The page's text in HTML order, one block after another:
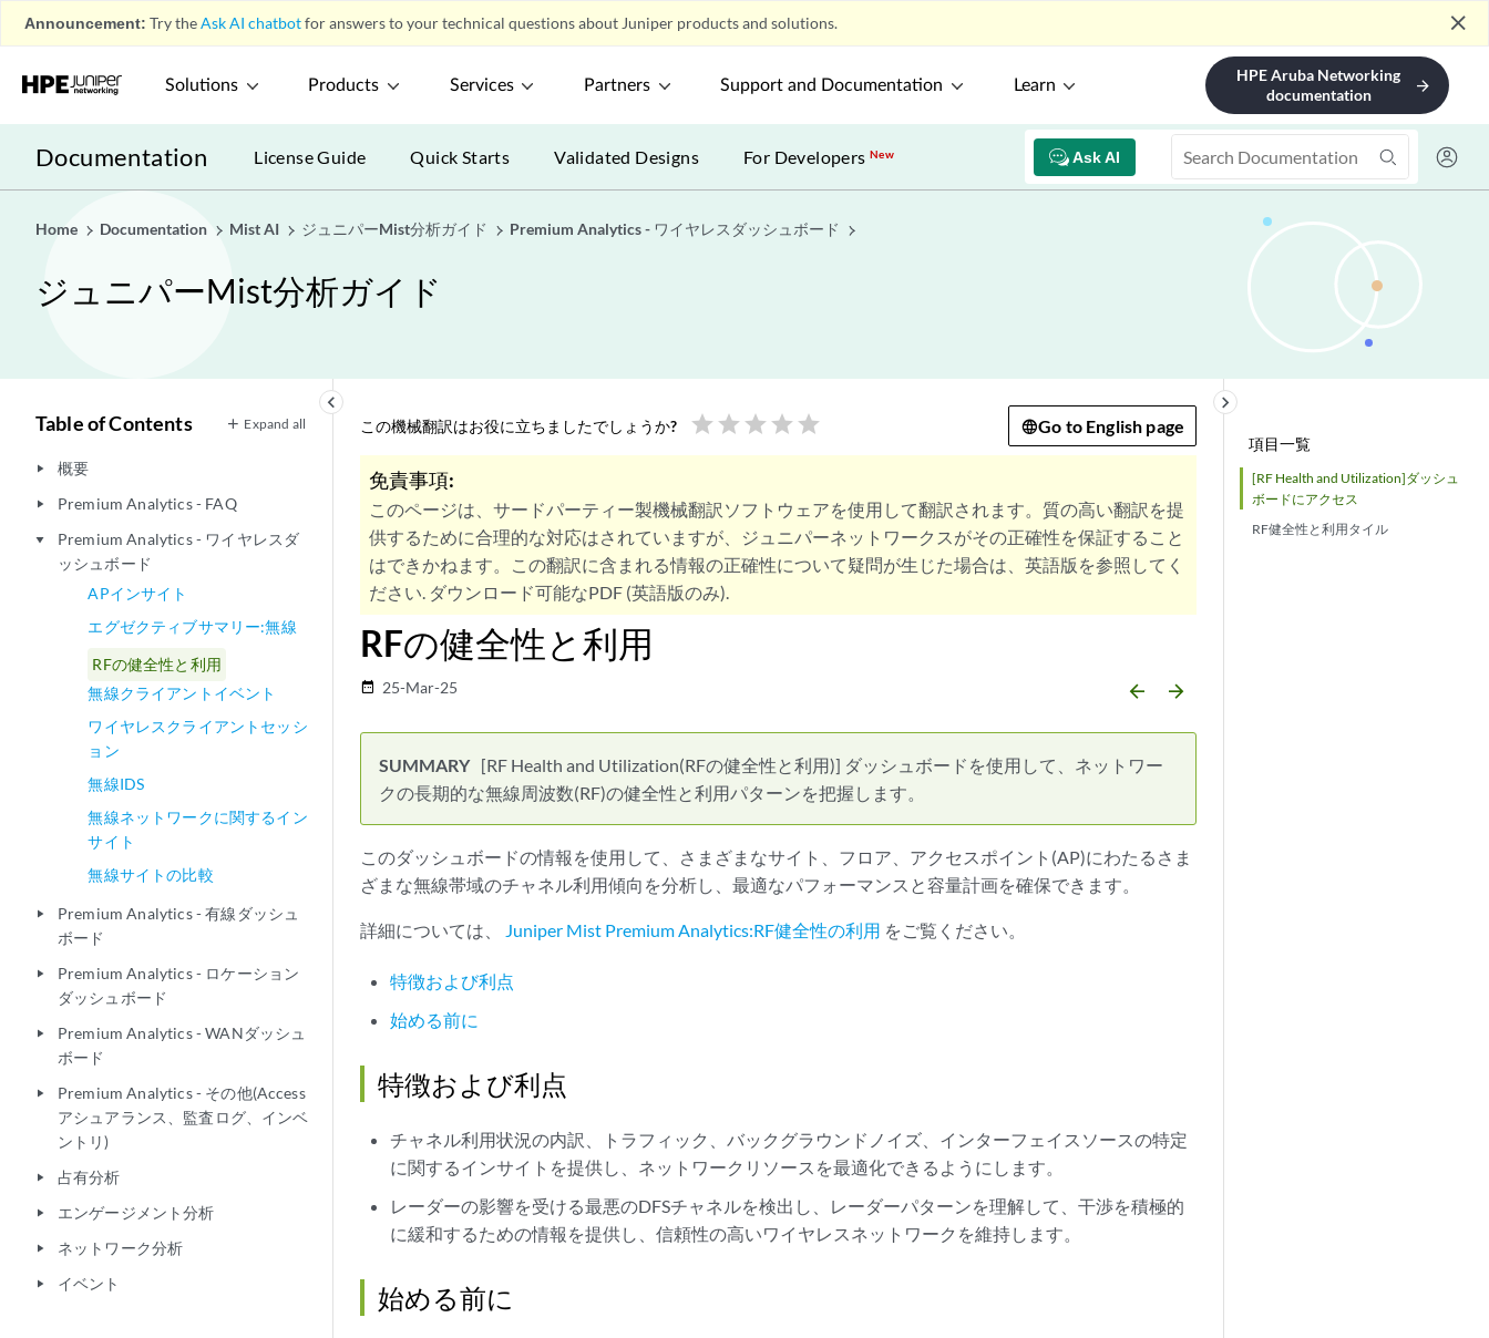
Announcement: Try theAsk AI chatbotfor answers to your technical questions about Juniper products and solutions. close
Solutions Products Services Partners Support and Documentation Learn
HPE Aruba Networking
documentation
arrow_forward
Documentation Ask AI
License Guide Quick Starts Validated Designs For DevelopersNew
Home Documentation Mist AI ジュニパーMist分析ガイド Premium Analytics - ワイヤレスダッシュボード
ジュニパーMist分析ガイド
keyboard_arrow_left
Table of Contents Expand all
play_arrow 概要
play_arrow Premium Analytics - FAQ
play_arrow
Premium Analytics - ワイヤレスダ
ッシュボード
APインサイト
エグゼクティブサマリー:無線
RFの健全性と利用
無線クライアントイベント
ワイヤレスクライアントセッシ
ョン
無線IDS
無線ネットワークに関するイン
サイト
無線サイトの比較
play_arrow
Premium Analytics - 有線ダッシュ
ボード
play_arrow
Premium Analytics - ロケーション
ダッシュボード
play_arrow
Premium Analytics - WANダッシュ
ボード
play_arrow
Premium Analytics - その他(Access
アシュアランス、監査ログ、インベ
ントリ)
play_arrow 占有分析
play_arrow エンゲージメント分析
play_arrow ネットワーク分析
play_arrow イベント
項目一覧
[RF Health and Utilization]ダッシュ
ボードにアクセス
RF健全性と利用タイル
keyboard_arrow_right
この機械翻訳はお役に立ちましたでしょうか? star star star star star Go to English page
免責事項:
このページは、サードパーティー製機械翻訳ソフトウェアを使用して翻訳されます。質の高い翻訳を提
供するために合理的な対応はされていますが、ジュニパーネットワークスがその正確性を保証すること
はできかねます。この翻訳に含まれる情報の正確性について疑問が生じた場合は、英語版を参照してく
ださい. ダウンロード可能なPDF (英語版のみ).
RFの健全性と利用
date_range 25-Mar-25 arrow_backward arrow_forward
[RF Health and Utilization(RFの健全性と利用)] ダッシュボードを使用して、ネットワー
クの長期的な無線周波数(RF)の健全性と利用パターンを把握します。
このダッシュボードの情報を使用して、さまざまなサイト、フロア、アクセスポイント(AP)にわたるさま
ざまな無線帯域のチャネル利用傾向を分析し、最適なパフォーマンスと容量計画を確保できます。
詳細については、 Juniper Mist Premium Analytics:RF健全性の利用 をご覧ください。
特徴および利点
始める前に
特徴および利点
チャネル利用状況の内訳、トラフィック、バックグラウンドノイズ、インターフェイスソースの特定
に関するインサイトを提供し、ネットワークリソースを最適化できるようにします。
レーダーの影響を受ける最悪のDFSチャネルを検出し、レーダーパターンを理解して、干渉を積極的
に緩和するための情報を提供し、信頼性の高いワイヤレスネットワークを維持します。
始める前に